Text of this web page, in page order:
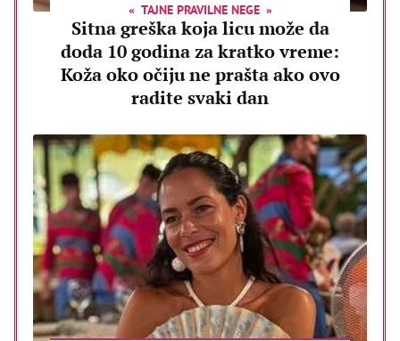
TAJNE PRAVILNE NEGE
Sitna greška koja licu može da
doda 10 godina za kratko vreme:
Koža oko očiju ne prašta ako ovo
radite svaki dan